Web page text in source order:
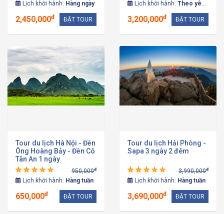
Lịch khởi hành: Hàng ngày
2,450,000đ ĐẶT TOUR
Lịch khởi hành: Theo yêu cầu
3,200,000đ ĐẶT TOUR
Tour du lịch Hà Nội - Đền
Ông Hoàng Bảy - Đền Cô
Tân An 1 ngày
950,000đ
Lịch khởi hành: Hàng tuần
650,000đ ĐẶT TOUR
Tour du lịch Hải Phòng -
Sapa 3 ngày 2 đêm
3,990,000đ
Lịch khởi hành: Hàng tuần
3,690,000đ ĐẶT TOUR